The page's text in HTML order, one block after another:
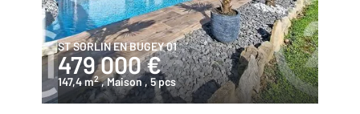
ST SORLIN EN BUGEY 01
479 000 €
147,4 m2 , Maison, 5 pcs